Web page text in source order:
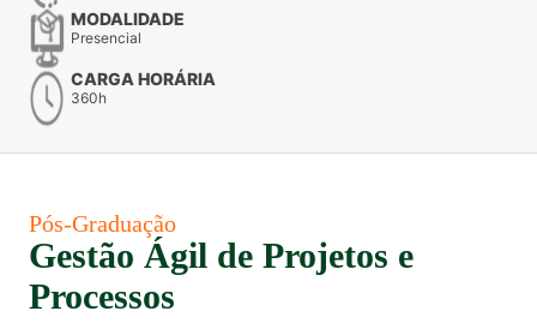
MODALIDADE
Presencial
CARGA HORÁRIA
360h
Pós-Graduação
Gestão Ágil de Projetos e
Processos